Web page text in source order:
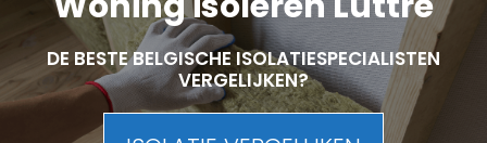
DE BESTE BELGISCHE ISOLATIESPECIALISTEN
VERGELIJKEN?